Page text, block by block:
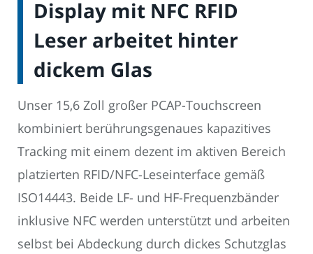
Display mit NFC RFID
Leser arbeitet hinter
dickem Glas
Unser 15,6 Zoll großer PCAP-Touchscreen
kombiniert berührungs­genaues kapazitives
Tracking mit einem dezent im aktiven Bereich
platzierten RFID/NFC-Leseinterface gemäß
ISO14443. Beide LF- und HF-Frequenzbänder
inklusive NFC werden unterstützt und arbeiten
selbst bei Abdeckung durch dickes Schutzglas